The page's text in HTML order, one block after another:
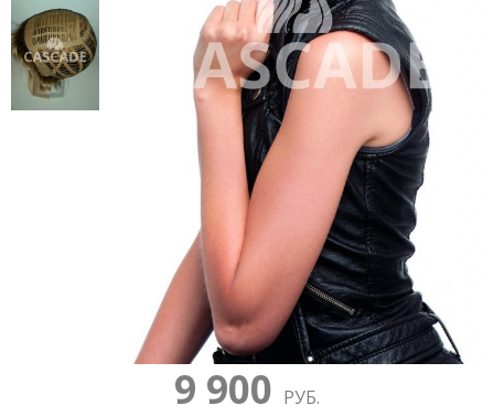
9 900 РУБ.